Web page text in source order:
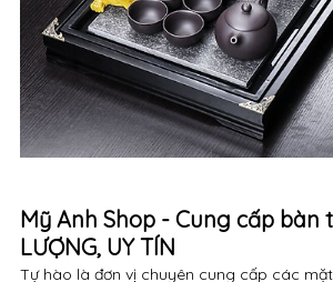
Mỹ Anh Shop - Cung cấp bàn
LƯỢNG, UY TÍN
Tự hào là đơn vị chuyên cung cấp các